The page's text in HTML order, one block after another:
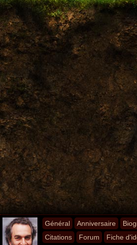
Général Anniversaire
Citations
Forum Fiche